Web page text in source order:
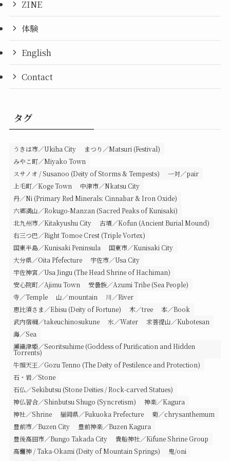
ZINE
体験
English
Contact
タグ
うきは市／Ukiha City
まつり／Matsuri (Festival)
みやこ町／Miyako Town
スサノオ / Susanoo (Deity of Storms & Tempests)
一対／pair
上毛町／Koge Town
中津市／Nkatsu City
丹／Ni (Primary Red Minerals: Cinnabar & Iron Oxide)
六郷満山／Rokugo-Manzan (Sacred Peaks of Kunisaki)
北九州市／Kitakyushu City
古墳／Kofun (Ancient Burial Mound)
右三つ巴／Right Tomoe Crest (Triple Vortex)
国東半島／Kunisaki Peninsula
国東市／Kunisaki City
大分県／Oita Pfefecture
宇佐市／Usa City
宇佐神宮／Usa Jingu (The Head Shrine of Hachiman)
安心院町／Ajimu Town
安曇族／Azumi Tribe (Sea People)
寺／Temple
山／mountain
川／River
恵比須さま／Ebisu (Deity of Fortune)
木／tree
本／Book
武内宿禰／takeuchinosukune
水／Water
求菩提山／Kubotesan
海／Sea
瀬織津姫／Seoritsuhime (Goddess of Purification and Hidden
Torrents)
牛頭天王／Gozu Tenno (The Deity of Pestilence and Protection)
石・岩／Stone
石仏／Sekibutsu (Stone Deities / Rock-carved Statues)
神仏習合／Shinbutsu Shugo (Syncretism)
神楽／Kagura
神社／Shrine
福岡県／Fukuoka Prefecture
菊／chrysanthemum
豊前市／Buzen City
豊前神楽／Buzen Kagura
豊後高田市／Bungo Takada City
貴船神社／Kifune Shrine Group
高龗神 / Taka-Okami (Deity of Mountain Springs)
鬼/oni